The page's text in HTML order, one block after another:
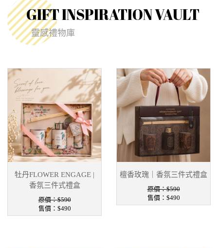
GIFT INSPIRATION VAULT
靈感禮物庫
牡丹FLOWER ENGAGE |
香氛三件式禮盒
原價：$590
售價： $490
檀香玫瑰｜香氛三件式禮盒
原價：$590
售價： $490